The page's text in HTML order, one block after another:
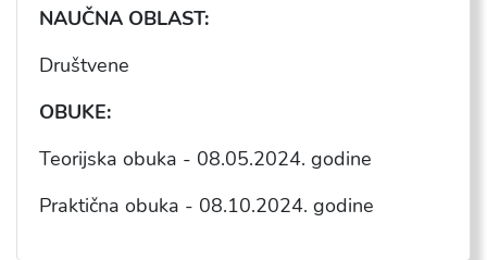
NAUČNA OBLAST:
Društvene
OBUKE:
Teorijska obuka - 08.05.2024. godine
Praktična obuka - 08.10.2024. godine